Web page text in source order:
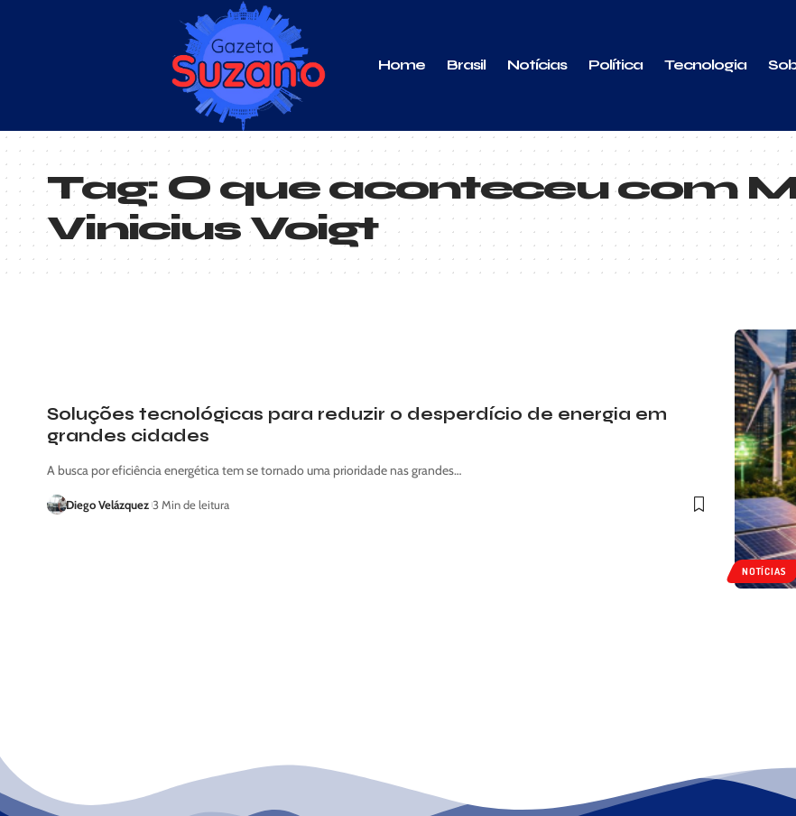
Home Brasil Notícias Política Tecnologia
Tag: O que aconteceu com
Vinicius Voigt
NOTÍCIAS
Soluções tecnológicas para reduzir o desperdício de energia em
grandes cidades
A busca por eficiência energética tem se tornado uma prioridade nas grandes…
Diego Velázquez 3 Min de leitura